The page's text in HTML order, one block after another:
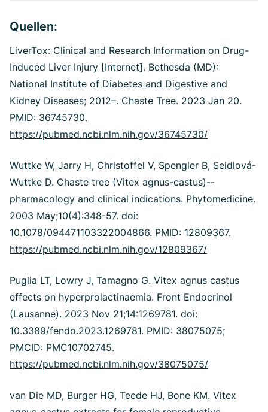
Quellen:
LiverTox: Clinical and Research Information on Drug-
Induced Liver Injury [Internet]. Bethesda (MD):
National Institute of Diabetes and Digestive and
Kidney Diseases; 2012–. Chaste Tree. 2023 Jan 20.
PMID: 36745730.
https://pubmed.ncbi.nlm.nih.gov/36745730/
Wuttke W, Jarry H, Christoffel V, Spengler B, Seidlová-
Wuttke D. Chaste tree (Vitex agnus-castus)--
pharmacology and clinical indications. Phytomedicine.
2003 May;10(4):348-57. doi:
10.1078/094471103322004866. PMID: 12809367.
https://pubmed.ncbi.nlm.nih.gov/12809367/
Puglia LT, Lowry J, Tamagno G. Vitex agnus castus
effects on hyperprolactinaemia. Front Endocrinol
(Lausanne). 2023 Nov 21;14:1269781. doi:
10.3389/fendo.2023.1269781. PMID: 38075075;
PMCID: PMC10702745.
https://pubmed.ncbi.nlm.nih.gov/38075075/
van Die MD, Burger HG, Teede HJ, Bone KM. Vitex